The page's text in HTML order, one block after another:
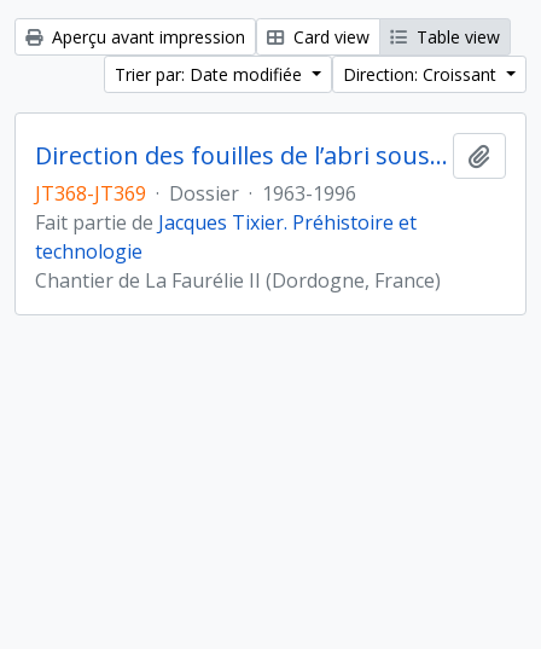
Aperçu avant impression Card view
Table view
Trier par: Date modifiée
Direction: Croissant
Direction des fouilles de l’abri sous roche de La Faurélie II (Dordogne)
JT368-JT369 · Dossier · 1963-1996
Fait partie de Jacques Tixier. Préhistoire et
technologie
Chantier de La Faurélie II (Dordogne, France)